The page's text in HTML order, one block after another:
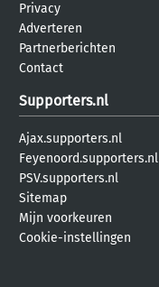
Privacy
Adverteren
Partnerberichten
Contact
Supporters.nl
Ajax.supporters.nl
Feyenoord.supporters.nl
PSV.supporters.nl
Sitemap
Mijn voorkeuren
Cookie-instellingen